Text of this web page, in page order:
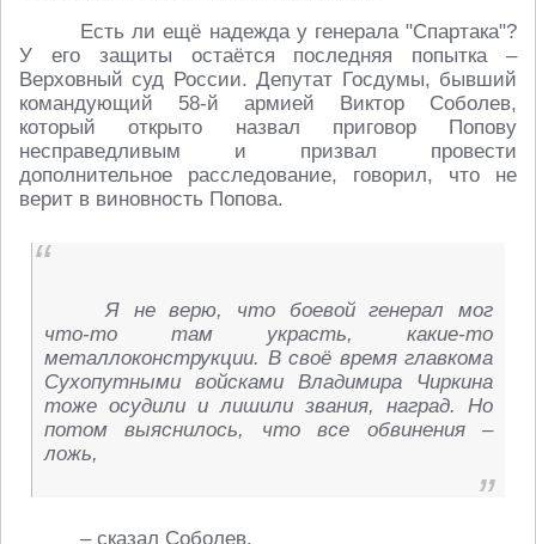
Есть ли ещё надежда у генерала "Спартака"?
У его защиты остаётся последняя попытка –
Верховный суд России. Депутат Госдумы, бывший
командующий 58-й армией Виктор Соболев,
который открыто назвал приговор Попову
несправедливым и призвал провести
дополнительное расследование, говорил, что не
верит в виновность Попова.
Я не верю, что боевой генерал мог
что-то там украсть, какие-то
металлоконструкции. В своё время главкома
Сухопутными войсками Владимира Чиркина
тоже осудили и лишили звания, наград. Но
потом выяснилось, что все обвинения –
ложь,
– сказал Соболев.